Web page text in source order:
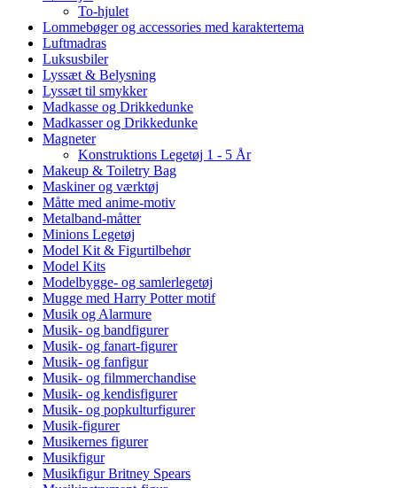
To-hjulet
Lommebøger og accessories med karaktertema
Luftmadras
Luksusbiler
Lyssæt & Belysning
Lyssæt til smykker
Madkasse og Drikkedunke
Madkasser og Drikkedunke
Magneter
Konstruktions Legetøj 1 - 5 År
Makeup & Toiletry Bag
Maskiner og værktøj
Måtte med anime-motiv
Metalband-måtter
Minions Legetøj
Model Kit & Figurtilbehør
Model Kits
Modelbygge- og samlerlegetøj
Mugge med Harry Potter motif
Musik og Alarmure
Musik- og bandfigurer
Musik- og fanart-figurer
Musik- og fanfigur
Musik- og filmmerchandise
Musik- og kendisfigurer
Musik- og popkulturfigurer
Musik-figurer
Musikernes figurer
Musikfigur
Musikfigur Britney Spears